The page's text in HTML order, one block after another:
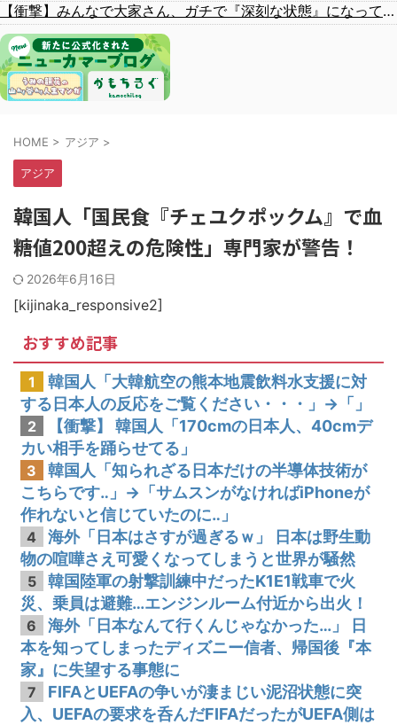
【衝撃】みんなで大家さん、ガチで『深刻な状態』になってしまう・・・・
HOME > アジア >
アジア
韓国人「国民食『チェユクポックム』で血
糖値200超えの危険性」専門家が警告！
2026年6月16日
[kijinaka_responsive2]
おすすめ記事
1
韓国人「大韓航空の熊本地震飲料水支援に対
する日本人の反応をご覧ください・・・」→「」
2
【衝撃】 韓国人「170cmの日本人、40cmデ
カい相手を踊らせてる」
3
韓国人「知られざる日本だけの半導体技術が
こちらです‥」→「サムスンがなければiPhoneが
作れないと信じていたのに‥」
4
海外「日本はさすが過ぎるｗ」 日本は野生動
物の喧嘩さえ可愛くなってしまうと世界が騒然
5
韓国陸軍の射撃訓練中だったK1E1戦車で火
災、乗員は避難…エンジンルーム付近から出火！
6
海外「日本なんて行くんじゃなかった…」 日
本を知ってしまったディズニー信者、帰国後『本
家』に失望する事態に
7
FIFAとUEFAの争いが凄まじい泥沼状態に突
入、UEFAの要求を呑んだFIFAだったがUEFA側は